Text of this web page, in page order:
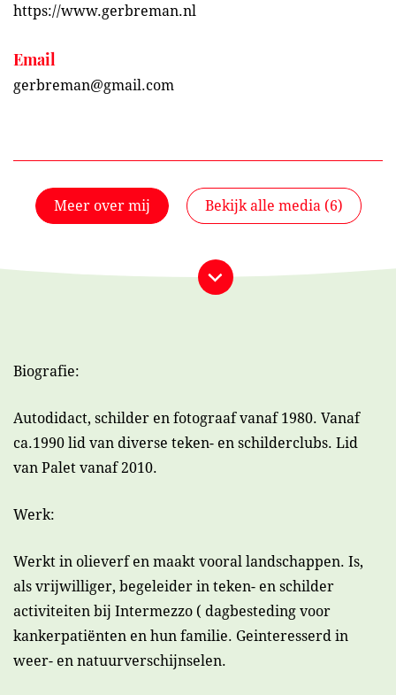
https://www.gerbreman.nl
Email
gerbreman@gmail.com
Meer over mij Bekijk alle media (6)
Bekijk alle media (6)
Biografie:
Autodidact, schilder en fotograaf vanaf 1980. Vanaf
ca.1990 lid van diverse teken- en schilderclubs. Lid
van Palet vanaf 2010.
Werk:
Werkt in olieverf en maakt vooral landschappen. Is,
als vrijwilliger, begeleider in teken- en schilder
activiteiten bij Intermezzo ( dagbesteding voor
kankerpatiënten en hun familie. Geinteresserd in
weer- en natuurverschijnselen.